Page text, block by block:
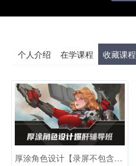
个人介绍 在学课程 收藏课程
厚涂角色设计【录屏不包含辅导服务】